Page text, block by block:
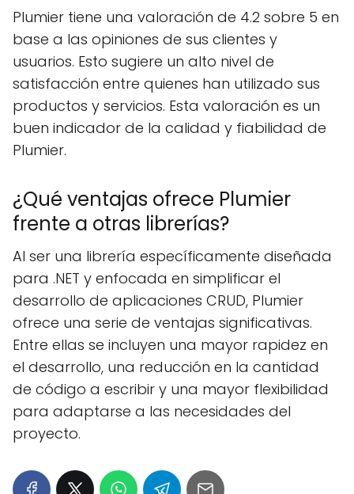
Plumier tiene una valoración de 4.2 sobre 5 en
base a las opiniones de sus clientes y
usuarios. Esto sugiere un alto nivel de
satisfacción entre quienes han utilizado sus
productos y servicios. Esta valoración es un
buen indicador de la calidad y fiabilidad de
Plumier.
¿Qué ventajas ofrece Plumier
frente a otras librerías?
Al ser una librería específicamente diseñada
para .NET y enfocada en simplificar el
desarrollo de aplicaciones CRUD, Plumier
ofrece una serie de ventajas significativas.
Entre ellas se incluyen una mayor rapidez en
el desarrollo, una reducción en la cantidad
de código a escribir y una mayor flexibilidad
para adaptarse a las necesidades del
proyecto.